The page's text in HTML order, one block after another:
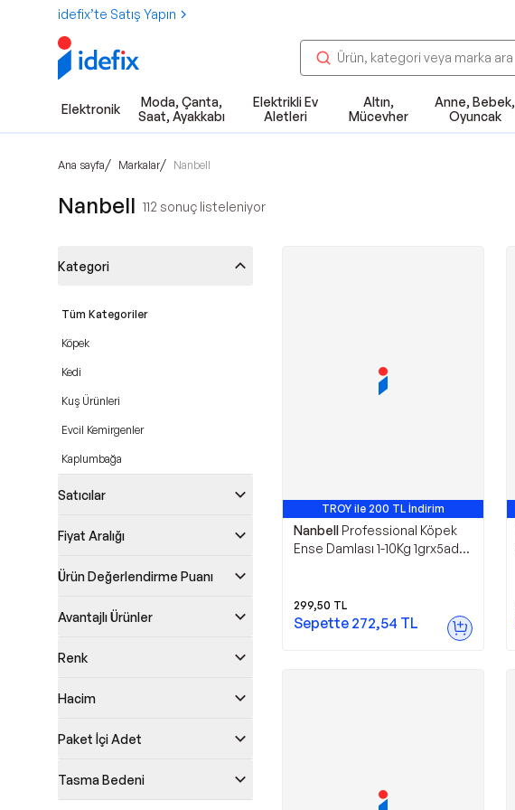
idefix’te Satış Yapın
Elektronik
Moda, Çanta,
Saat, Ayakkabı
Elektrikli Ev
Aletleri
Altın,
Mücevher
Anne, Bebek,
Oyuncak
Ana sayfa/ Markalar/ Nanbell
Nanbell 112 sonuç listeleniyor
Kategori
Tüm Kategoriler
Köpek
Kedi
Kuş Ürünleri
Evcil Kemirgenler
Kaplumbağa
Satıcılar
Fiyat Aralığı
Ürün Değerlendirme Puanı
Avantajlı Ürünler
Renk
Hacim
Paket İçi Adet
Tasma Bedeni
TROY ile 200 TL İndirim
Nanbell Professional Köpek
Ense Damlası 1-10Kg 1grx5adet
299,50 TL
Sepette 272,54 TL